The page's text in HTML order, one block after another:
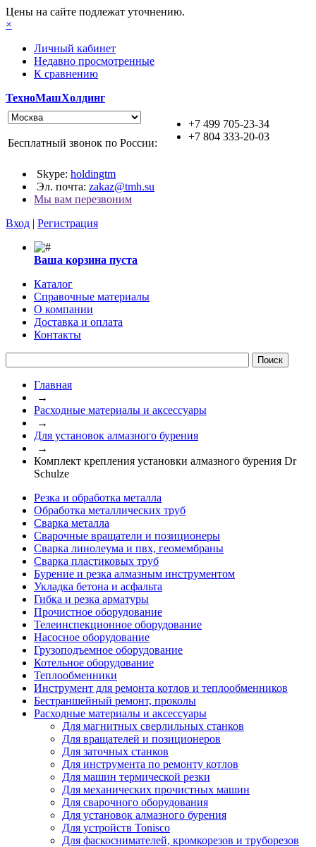
Цены на сайте подлежат уточнению.
×
Личный кабинет
Недавно просмотренные
К сравнению
ТехноМашХолдинг
+7 499 705-23-34
+7 804 333-20-03
Бесплатный звонок по России:
Skype: holdingtm
Эл. почта: zakaz@tmh.su
Мы вам перезвоним
Вход | Регистрация
Ваша корзина пуста
Каталог
Справочные материалы
О компании
Доставка и оплата
Контакты
Главная
→
Расходные материалы и аксессуары
→
Для установок алмазного бурения
→
Комплект крепления установки алмазного бурения Dr
Schulze
Резка и обработка металла
Обработка металлических труб
Сварка металла
Сварочные вращатели и позиционеры
Сварка линолеума и пвх, геомембраны
Сварка пластиковых труб
Бурение и резка алмазным инструментом
Укладка бетона и асфальта
Гибка и резка арматуры
Прочистное оборудование
Телеинспекционное оборудование
Насосное оборудование
Грузоподъемное оборудование
Котельное оборудование
Теплообменники
Инструмент для ремонта котлов и теплообменников
Бестраншейный ремонт, проколы
Расходные материалы и аксессуары
Для магнитных сверлильных станков
Для вращателей и позиционеров
Для заточных станков
Для инструмента по ремонту котлов
Для машин термической резки
Для механических прочистных машин
Для сварочного оборудования
Для установок алмазного бурения
Для устройств Tonisco
Для фаскоснимателей, кромкорезов и труборезов